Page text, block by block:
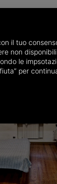
Apartment
il tuo
non
le
per